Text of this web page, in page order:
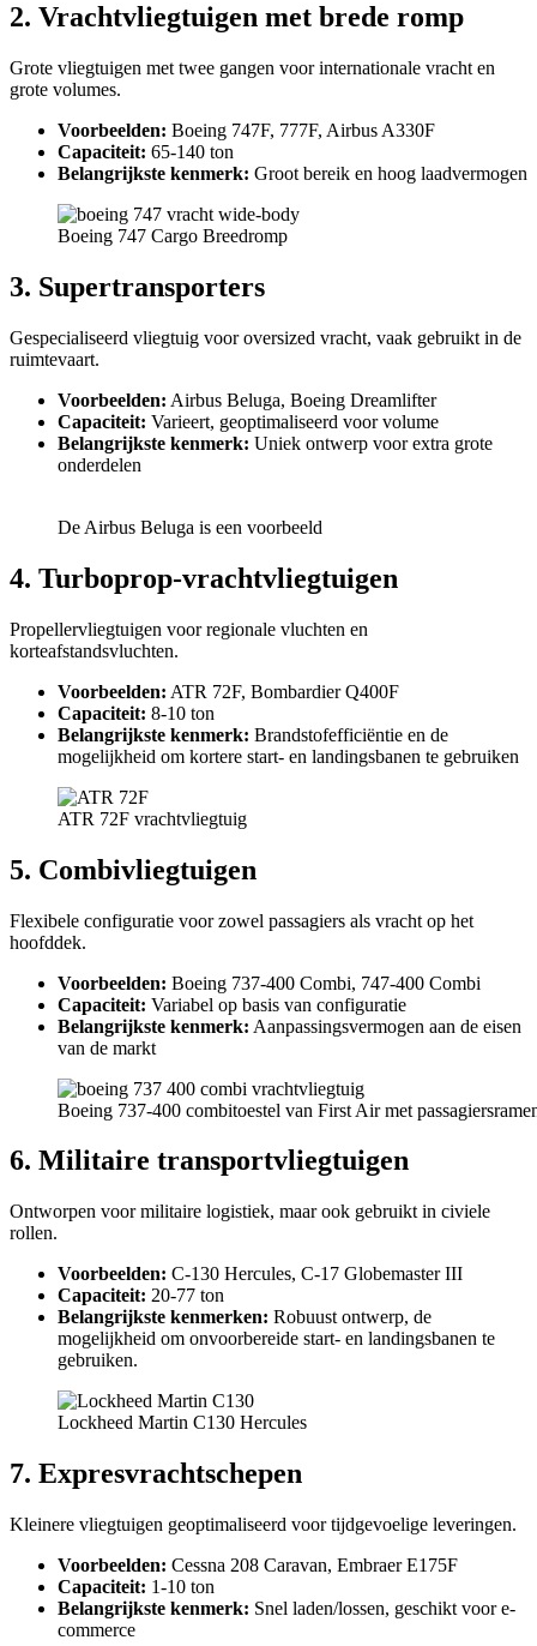
2. Vrachtvliegtuigen met brede romp
Grote vliegtuigen met twee gangen voor internationale vracht en
grote volumes.
Voorbeelden: Boeing 747F, 777F, Airbus A330F
Capaciteit: 65-140 ton
Belangrijkste kenmerk: Groot bereik en hoog laadvermogen
Boeing 747 Cargo Breedromp
3. Supertransporters
Gespecialiseerd vliegtuig voor oversized vracht, vaak gebruikt in de
ruimtevaart.
Voorbeelden: Airbus Beluga, Boeing Dreamlifter
Capaciteit: Varieert, geoptimaliseerd voor volume
Belangrijkste kenmerk: Uniek ontwerp voor extra grote
onderdelen
De Airbus Beluga is een voorbeeld
4. Turboprop-vrachtvliegtuigen
Propellervliegtuigen voor regionale vluchten en
korteafstandsvluchten.
Voorbeelden: ATR 72F, Bombardier Q400F
Capaciteit: 8-10 ton
Belangrijkste kenmerk: Brandstofefficiëntie en de
mogelijkheid om kortere start- en landingsbanen te gebruiken
ATR 72F vrachtvliegtuig
5. Combivliegtuigen
Flexibele configuratie voor zowel passagiers als vracht op het
hoofddek.
Voorbeelden: Boeing 737-400 Combi, 747-400 Combi
Capaciteit: Variabel op basis van configuratie
Belangrijkste kenmerk: Aanpassingsvermogen aan de eisen
van de markt
Boeing 737-400 combitoestel van First Air met
6. Militaire transportvliegtuigen
Ontworpen voor militaire logistiek, maar ook gebruikt in civiele
rollen.
Voorbeelden: C-130 Hercules, C-17 Globemaster III
Capaciteit: 20-77 ton
Belangrijkste kenmerken: Robuust ontwerp, de
mogelijkheid om onvoorbereide start- en landingsbanen te
gebruiken.
Lockheed Martin C130 Hercules
7. Expresvrachtschepen
Kleinere vliegtuigen geoptimaliseerd voor tijdgevoelige leveringen.
Voorbeelden: Cessna 208 Caravan, Embraer E175F
Capaciteit: 1-10 ton
Belangrijkste kenmerk: Snel laden/lossen, geschikt voor e-
commerce